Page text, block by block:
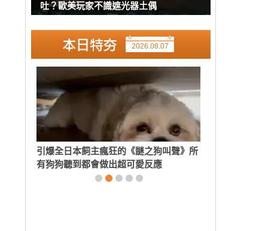
吐？歐美玩家不識遮光器土偶
2026.08.07